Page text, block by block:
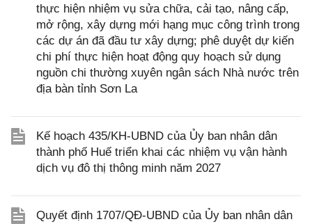
thực hiện nhiệm vụ sửa chữa, cải tạo, nâng cấp,
mở rộng, xây dựng mới hạng mục công trình trong
các dự án đã đầu tư xây dựng; phê duyệt dự kiến
chi phí thực hiện hoạt động quy hoạch sử dụng
nguồn chi thường xuyên ngân sách Nhà nước trên
địa bàn tỉnh Sơn La
Kế hoạch 435/KH-UBND của Ủy ban nhân dân
thành phố Huế triển khai các nhiệm vụ vận hành
dịch vụ đô thị thông minh năm 2027
Quyết định 1707/QĐ-UBND của Ủy ban nhân dân